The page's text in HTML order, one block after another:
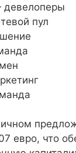
пул
евро, что